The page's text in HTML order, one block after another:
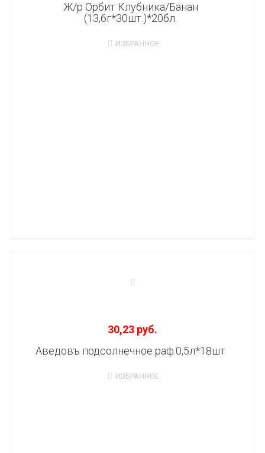
Ж/р Орбит Клубника/Банан
(13,6г*30шт.)*20бл.
ИЗБРАННОЕ
30,23 руб.
Аведовъ подсолнечное раф.0,5л*18шт
ИЗБРАННОЕ